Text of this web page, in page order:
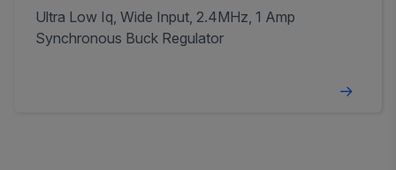
Ultra Low Iq, Wide Input, 2.4MHz, 1 Amp
Synchronous Buck Regulator